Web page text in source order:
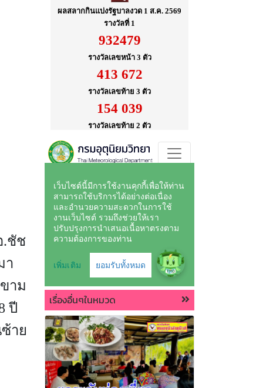
.ชัช
า
าม
ปี
าย
เรื่องอื่นๆในหมวด